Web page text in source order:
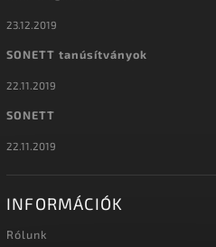
23.12.2019
SONETT tanúsítványok
22.11.2019
SONETT
22.11.2019
INFORMÁCIÓK
Rólunk